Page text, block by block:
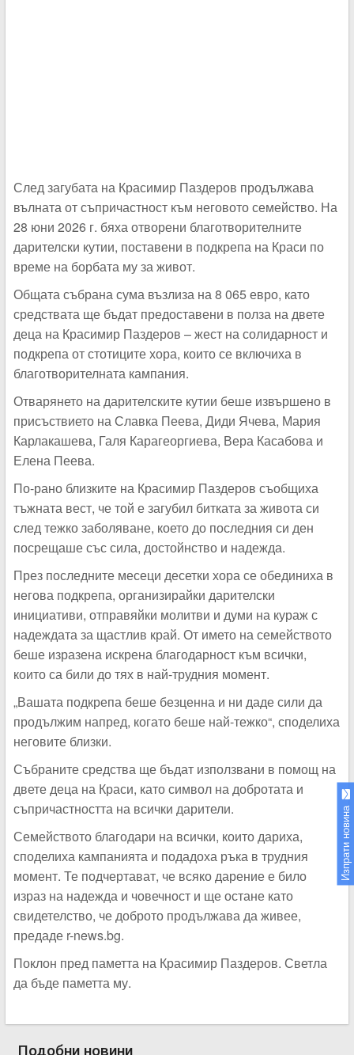
След загубата на Красимир Паздеров продължава
вълната от съпричастност към неговото семейство. На
28 юни 2026 г. бяха отворени благотворителните
дарителски кутии, поставени в подкрепа на Краси по
време на борбата му за живот.
Общата събрана сума възлиза на 8 065 евро, като
средствата ще бъдат предоставени в полза на двете
деца на Красимир Паздеров – жест на солидарност и
подкрепа от стотиците хора, които се включиха в
благотворителната кампания.
Отварянето на дарителските кутии беше извършено в
присъствието на Славка Пеева, Диди Ячева, Мария
Карлакашева, Галя Карагеоргиева, Вера Касабова и
Елена Пеева.
По-рано близките на Красимир Паздеров съобщиха
тъжната вест, че той е загубил битката за живота си
след тежко заболяване, което до последния си ден
посрещаше със сила, достойнство и надежда.
През последните месеци десетки хора се обединиха в
негова подкрепа, организирайки дарителски
инициативи, отправяйки молитви и думи на кураж с
надеждата за щастлив край. От името на семейството
беше изразена искрена благодарност към всички,
които са били до тях в най-трудния момент.
„Вашата подкрепа беше безценна и ни даде сили да
продължим напред, когато беше най-тежко“, споделиха
неговите близки.
Събраните средства ще бъдат използвани в помощ на
двете деца на Краси, като символ на добротата и
съпричастността на всички дарители.
Семейството благодари на всички, които дариха,
споделиха кампанията и подадоха ръка в трудния
момент. Те подчертават, че всяко дарение е било
израз на надежда и човечност и ще остане като
свидетелство, че доброто продължава да живее,
предаде r-news.bg.
Поклон пред паметта на Красимир Паздеров. Светла
да бъде паметта му.
Подобни новини
Изпрати новина